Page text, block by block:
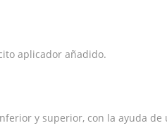
aplicador añadido.
y superior, con la ayuda